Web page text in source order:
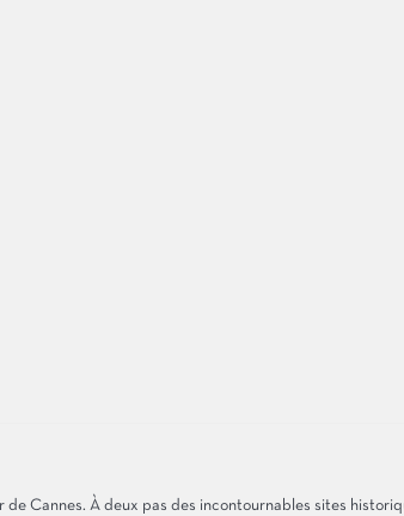
Cannes. À deux pas des incontournables sites